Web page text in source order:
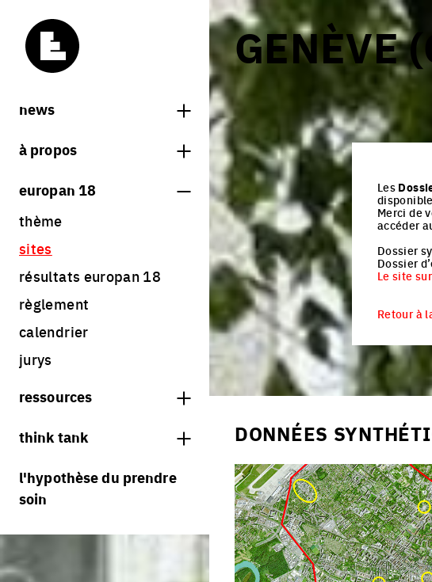
news
news
à propos
qu'est-ce qu'europan
europan 18
thème
sites
résultats europan 18
règlement
calendrier
jurys
ressources
librairie
portraits d'équipes
projets/processus
think tank
processus
villes vivantes
l'hypothèse du prendre
soin
GENÈVE
Les
Merci de
accéder
Dossier
Dossier
Le site
Retour à
DONNÉES